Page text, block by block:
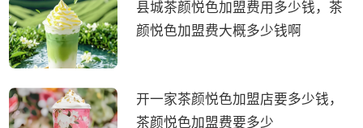
县城茶颜悦色加盟费用多少钱，茶
颜悦色加盟费大概多少钱啊
开一家茶颜悦色加盟店要多少钱，
茶颜悦色加盟费要多少